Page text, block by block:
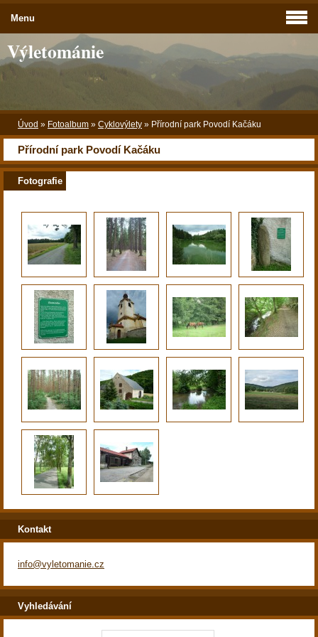
Výletománie
Úvod » Fotoalbum » Cyklovýlety » Přírodní park Povodí Kačáku
Přírodní park Povodí Kačáku
Fotografie
Menu
Kontakt
info@vyletomanie.cz
Vyhledávání